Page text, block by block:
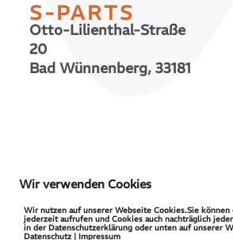
S-PARTS
Otto-Lilienthal-Straße
20
Bad Wünnenberg, 33181
Wir verwenden Cookies
Wir nutzen auf unserer Webseite Cookies.Sie
jederzeit aufrufen und Cookies auch nachträglich
in der Datenschutzerklärung oder unten auf unserer
Datenschutz | Impressum